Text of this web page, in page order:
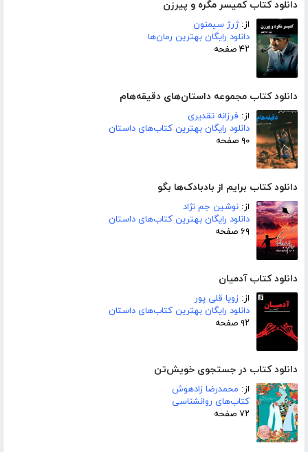
دانلود کتاب کمیسر مگره و پیرزن
از:ژرژ سیمنون
دانلود رایگان بهترین رمان‌ها
۴۲ صفحه
دانلود کتاب مجموعه داستان‌های دقیقه‌هام
از: فرزانه تقدیری
دانلود رایگان بهترین کتاب‌های داستان
۹۰ صفحه
دانلود کتاب برایم از بادبادک‌ها بگو
از: نوشین جم نژاد
دانلود رایگان بهترین کتاب‌های داستان
۶۹ صفحه
دانلود کتاب آدمیان
از: زویا قلی پور
دانلود رایگان بهترین کتاب‌های داستان
۹۲ صفحه
دانلود کتاب در جستجوی خویش‌تن
از: محمدرضا زادهوش
کتاب‌های روانشناسی
۷۲ صفحه